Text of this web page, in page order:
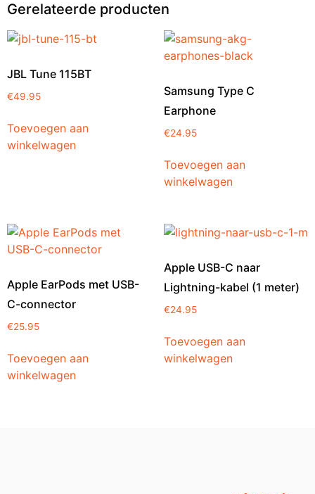
Gerelateerde producten
JBL Tune 115BT
€49.95
Toevoegen aan
winkelwagen
Samsung Type C
Earphone
€24.95
Toevoegen aan
winkelwagen
Apple EarPods met USB-
C-connector
€25.95
Toevoegen aan
winkelwagen
Apple USB-C naar
Lightning-kabel (1 meter)
€24.95
Toevoegen aan
winkelwagen